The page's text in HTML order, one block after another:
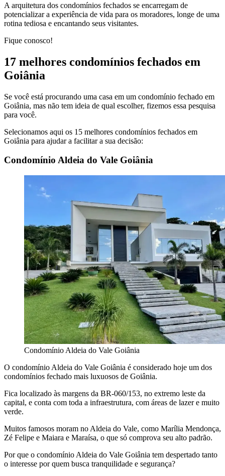
A arquitetura dos condomínios fechados se encarregam de
potencializar a experiência de vida para os moradores, longe de uma
rotina tediosa e encantando seus visitantes.
Fique conosco!
17 melhores condomínios fechados em
Goiânia
Se você está procurando uma casa em um condomínio fechado em
Goiânia, mas não tem ideia de qual escolher, fizemos essa pesquisa
para você.
Selecionamos aqui os 15 melhores condomínios fechados em
Goiânia para ajudar a facilitar a sua decisão:
Condomínio Aldeia do Vale Goiânia
Condomínio Aldeia do Vale Goiânia
O condomínio Aldeia do Vale Goiânia é considerado hoje um dos
condomínios fechado mais luxuosos de Goiânia.
Fica localizado às margens da BR-060/153, no extremo leste da
capital, e conta com toda a infraestrutura, com áreas de lazer e muito
verde.
Muitos famosos moram no Aldeia do Vale, como Marília Mendonça,
Zé Felipe e Maiara e Maraísa, o que só comprova seu alto padrão.
Por que o condomínio Aldeia do Vale Goiânia tem despertado tanto
o interesse por quem busca tranquilidade e segurança?